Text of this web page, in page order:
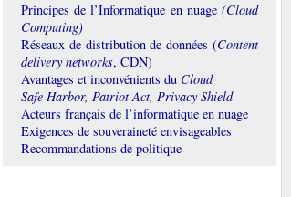
Principes de l’Informatique en nuage (Cloud
Computing)
Réseaux de distribution de données (Content
delivery networks, CDN)
Avantages et inconvénients du Cloud
Safe Harbor, Patriot Act, Privacy Shield
Acteurs français de l’informatique en nuage
Exigences de souveraineté envisageables
Recommandations de politique